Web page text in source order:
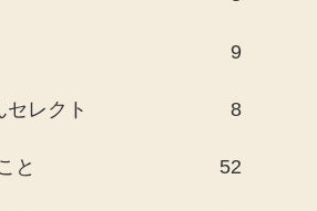
9
セレクト 8
と 52